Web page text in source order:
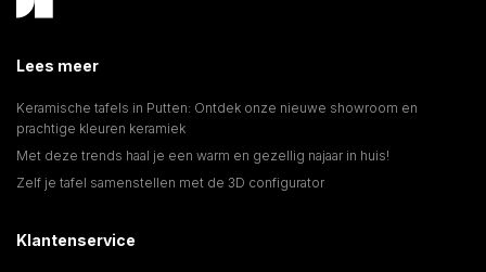
Lees meer
Keramische tafels in Putten: Ontdek onze nieuwe showroom en
prachtige kleuren keramiek
Met deze trends haal je een warm en gezellig najaar in huis!
Zelf je tafel samenstellen met de 3D configurator
Klantenservice